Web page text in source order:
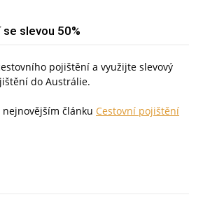
slevou 50%
pojištění a využijte slevový
do Austrálie.
článku Cestovní pojištění